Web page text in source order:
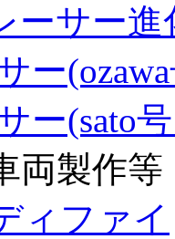
ーサー進
ー
ー(sato
両製作等
ィファイ